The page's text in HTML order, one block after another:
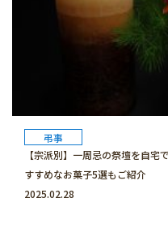
弔事
【宗派別】一周忌の祭壇を自
すすめなお菓子5選もご紹介
2025.02.28